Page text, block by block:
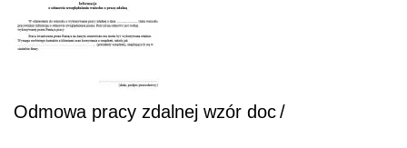
Odmowa pracy zdalnej wzór doc/